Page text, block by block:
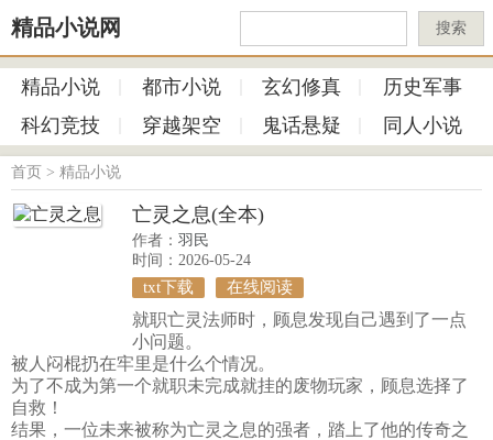
精品小说网 搜索
精品小说 都市小说 玄幻修真
历史军事
科幻竞技
穿越架空 鬼话悬疑 同人小说
首页 > 精品小说
亡灵之息(全本)
作者： 羽民
时间：2026-05-24
txt下载 在线阅读
就职亡灵法师时，顾息发现自己遇到了一点
小问题。
被人闷棍扔在牢里是什么个情况。
为了不成为第一个就职未完成就挂的废物玩家，顾息选择了
自救！
结果，一位未来被称为亡灵之息的强者，踏上了他的传奇之